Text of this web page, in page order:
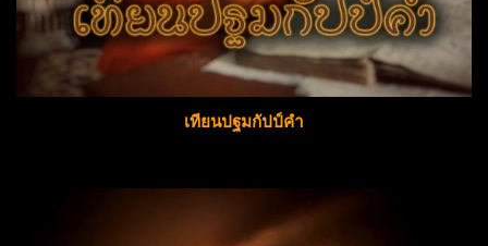
เทียนปฐมกัปป์คำ